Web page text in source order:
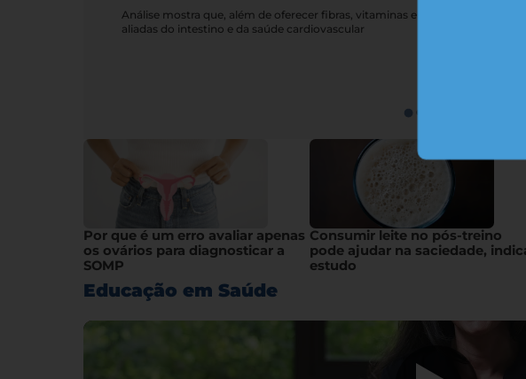
Análise mostra que, além de oferecer fibras, vitaminas e sais minerais,
aliadas do intestino e da saúde cardiovascular
Por que é um erro avaliar apenas
os ovários para diagnosticar a
SOMP
Consumir leite no pós-treino
pode ajudar na saciedade,
estudo
Educação em Saúde